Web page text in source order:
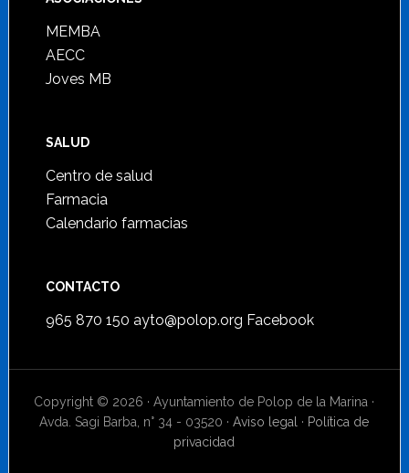
MEMBA
AECC
Joves MB
SALUD
Centro de salud
Farmacia
Calendario farmacias
CONTACTO
965 870 150 ayto@polop.org Facebook
Copyright © 2026 · Ayuntamiento de Polop de la Marina ·
Avda. Sagi Barba, n° 34 - 03520 ·Aviso legal · Política de
privacidad